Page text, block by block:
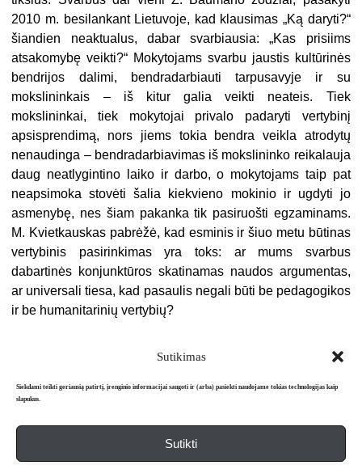
Sutikimas
Siekdami teikti geriausią patirtį, įrenginio informacijai saugoti ir (arba) pasiekti naudojame tokias technologijas kaip
slapukus.
Sutikti
2010 m. besilankant Lietuvoje, kad klausimas „Ką daryti?“
šiandien neaktualus, dabar svarbiausia: „Kas prisiims
atsakomybę veikti?“ Mokytojams svarbu jaustis kultūrinės
bendrijos dalimi, bendradarbiauti tarpusavyje ir su
mokslininkais – iš kitur galia veikti neateis. Tiek
mokslininkai, tiek mokytojai privalo padaryti vertybinį
apsisprendimą, nors jiems tokia bendra veikla atrodytų
nenaudinga – bendradarbiavimas iš mokslininko reikalauja
daug neatlygintino laiko ir darbo, o mokytojams taip pat
neapsimoka stovėti šalia kiekvieno mokinio ir ugdyti jo
asmenybę, nes šiam pakanka tik pasiruošti egzaminams.
M. Kvietkauskas pabrėžė, kad esminis ir šiuo metu būtinas
vertybinis pasirinkimas yra toks: ar mums svarbus
dabartinės konjunktūros skatinamas naudos argumentas,
ar universali tiesa, kad pasaulis negali būti be pedagogikos
ir be humanitarinių vertybių?
Apie mus Redakcija Prenumerata